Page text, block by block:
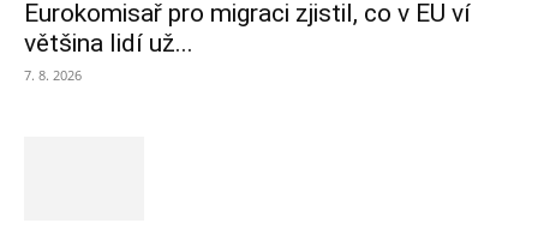
Eurokomisař pro migraci zjistil, co v EU ví
většina lidí už...
7. 8. 2026